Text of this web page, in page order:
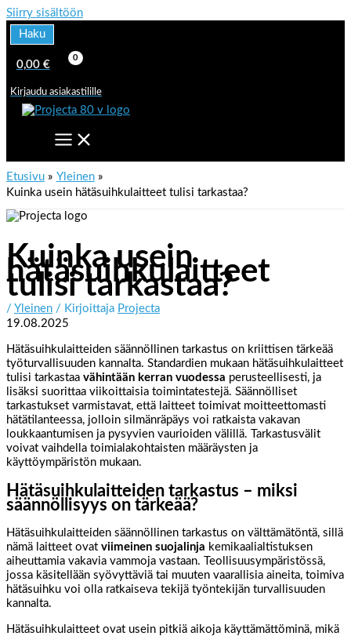
Siirry sisältöön
Haku
0,00 €
Kirjaudu asiakastilille
Etusivu
Yleinen
Kuinka usein hätäsuihkulaitteet tulisi tarkastaa?
Kuinka usein
hätäsuihkulaitteet
tulisi tarkastaa?
/ Yleinen / Kirjoittaja Projecta
19.08.2025
Hätäsuihkulaitteiden säännöllinen tarkastus on kriittisen tärkeää
työturvallisuuden kannalta. Standardien mukaan hätäsuihkulaitteet
tulisi tarkastaa vähintään kerran vuodessa perusteellisesti, ja
lisäksi suorittaa viikoittaisia toimintatestejä. Säännölliset
tarkastukset varmistavat, että laitteet toimivat moitteettomasti
hätätilanteessa, jolloin silmänräpäys voi ratkaista vakavan
loukkaantumisen ja pysyvien vaurioiden välillä. Tarkastusvälit
voivat vaihdella toimialakohtaisten määräysten ja
käyttöympäristön mukaan.
Hätäsuihkulaitteiden tarkastus – miksi
säännöllisyys on tärkeää?
Hätäsuihkulaitteiden säännöllinen tarkastus on välttämätöntä, sillä
nämä laitteet ovat viimeinen suojalinja kemikaalialtistuksen
aiheuttamia vakavia vammoja vastaan. Teollisuusympäristössä,
jossa käsitellään syövyttäviä tai muuten vaarallisia aineita, toimiva
hätäsuihku voi olla ratkaiseva tekijä työntekijän turvallisuuden
kannalta.
Hätäsuihkulaitteet ovat usein pitkiä aikoja käyttämättöminä, mikä